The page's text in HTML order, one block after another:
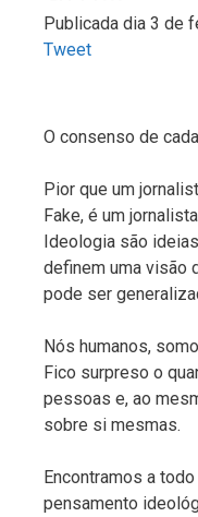
Publicada dia 3 de
Tweet
O consenso de
Pior que um
Fake, é um
Ideologia são
definem uma visão
pode ser
Nós humanos,
Fico surpreso o
pessoas e, ao
sobre si mesmas.
Encontramos a
pensamento